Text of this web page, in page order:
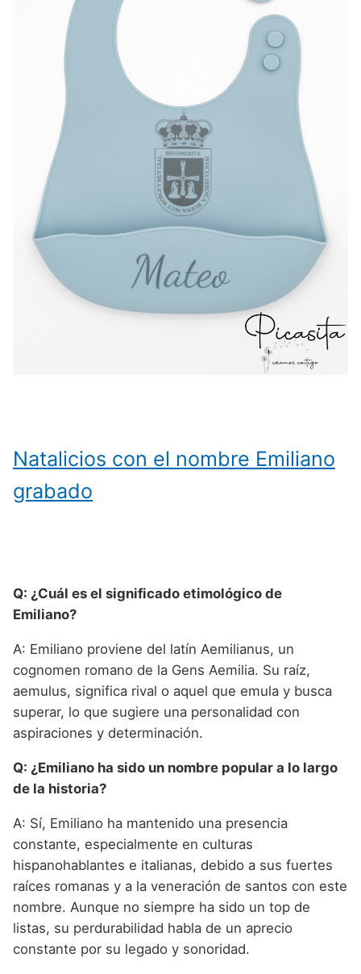
Natalicios con el nombre Emiliano
grabado
Q: ¿Cuál es el significado etimológico de
Emiliano?
A: Emiliano proviene del latín Aemilianus, un
cognomen romano de la Gens Aemilia. Su raíz,
aemulus, significa rival o aquel que emula y busca
superar, lo que sugiere una personalidad con
aspiraciones y determinación.
Q: ¿Emiliano ha sido un nombre popular a lo largo
de la historia?
A: Sí, Emiliano ha mantenido una presencia
constante, especialmente en culturas
hispanohablantes e italianas, debido a sus fuertes
raíces romanas y a la veneración de santos con este
nombre. Aunque no siempre ha sido un top de
listas, su perdurabilidad habla de un aprecio
constante por su legado y sonoridad.